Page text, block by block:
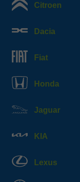
Citroen
Dacia
Fiat
Honda
Jaguar
KIA
Lexus